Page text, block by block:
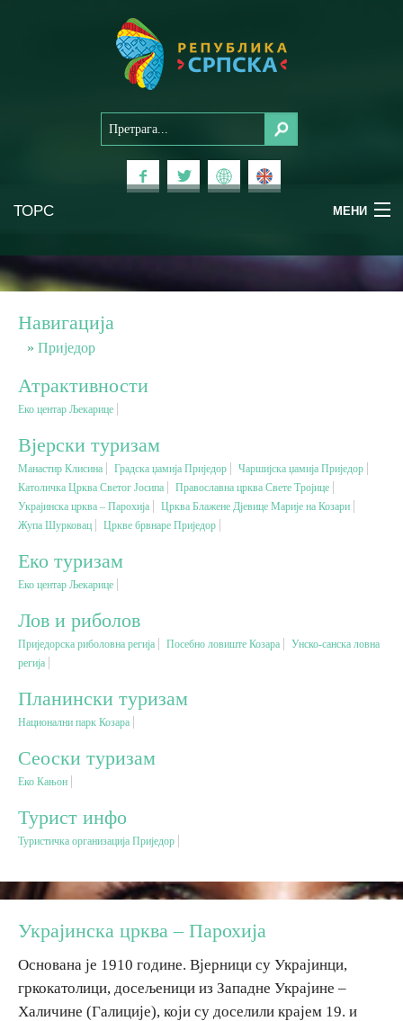
ТОРС МЕНИ
Планински туризам
Бањски туризам
Вјерски туризам
Авантура
Еко туризам
Гастрономија
Лов и риболов
Сеоски туризам
Дестинације
Списак дестинација
Манифестације
Навигација
Приједор
Атрактивности
Еко центар Љекарице
Вјерски туризам
Манастир Клисина Градска џамија Приједор
Чаршијска џамија Приједор
Католичка Црква Светог Јосипа
Православна црква Свете Тројице
Украјинска црква – Парохија
Црква Блажене Дјевице Марије на Козари
Жупа Шурковац
Цркве брвнаре Приједор
Еко туризам
Еко центар Љекарице
Лов и риболов
Приједорска риболовна регија Посебно ловиште Козара
Унско-санска ловна
регија
Планински туризам
Национални парк Козара
Сеоски туризам
Еко Кањон
Турист инфо
Туристичка организација Приједор
Украјинска црква – Парохија
Основана је 1910 године. Вјерници су Украјинци,
гркокатолици, досељеници из Западне Украјине –
Халичине (Галиције), који су доселили крајем 19. и